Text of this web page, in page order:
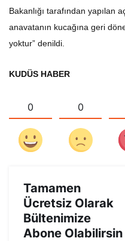
Bakanlığı tarafından yapılan
anavatanın kucağına geri
yoktur” denildi.
KUDÜS HABER
0 0
Tamamen
Ücretsiz Olarak
Bültenimize
Abone Olabilirsin